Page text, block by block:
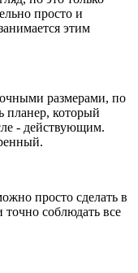
просто и
этим
размерами, по
планер, который
- действующим.
просто сделать в
соблюдать все